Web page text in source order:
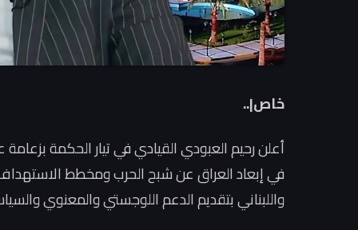
خاص|..
أعلن رحيم العبودي القيادي في تيار الحكمة بزعامة
في إبعاد العراق عن شبح الحرب ومخطط الاستهداف
واللبناني بتقديم الدعم اللوجستي والمعنوي